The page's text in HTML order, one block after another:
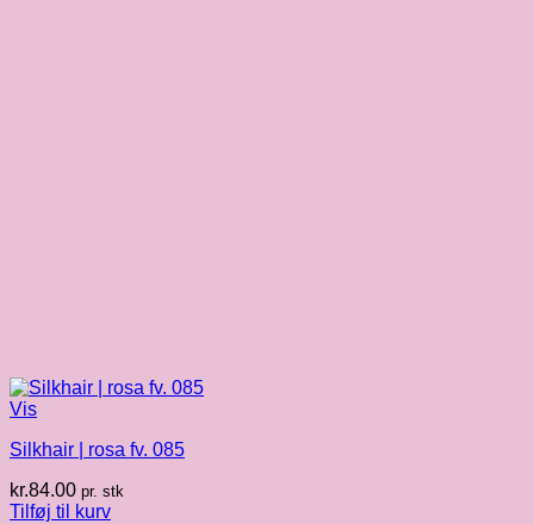
Vis
Silkhair | rosa fv. 085
kr.84.00 pr. stk
Tilføj til kurv